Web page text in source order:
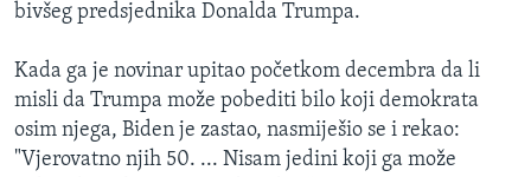
bivšeg predsjednika Donalda Trumpa.
Kada ga je novinar upitao početkom decembra da li
misli da Trumpa može pobediti bilo koji demokrata
osim njega, Biden je zastao, nasmiješio se i rekao:
"Vjerovatno njih 50. ... Nisam jedini koji ga može